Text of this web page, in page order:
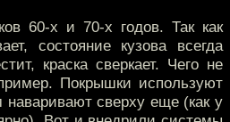
60-х и 70-х годов. Так как
состояние кузова всегда
краска сверкает. Чего не
Покрышки используют
наваривают сверху еще (как у